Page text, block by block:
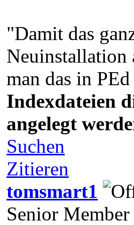
"Damit das
Neuinstallation
man das in
Indexdateien
angelegt
Suchen
Zitieren
tomsmart1
Senior Member